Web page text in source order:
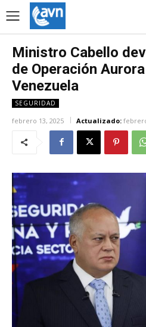
Ministro Cabello
de Operación
Venezuela
SEGURIDAD
febrero 13, 2025 Actualizado: